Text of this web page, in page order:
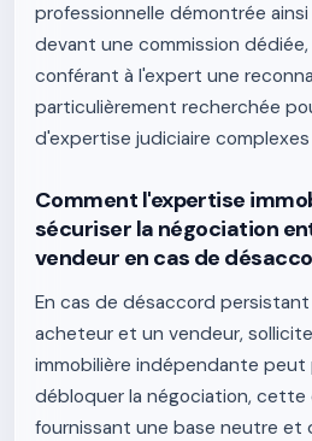
professionnelle démontrée
devant une commission
conférant à l'expert une
particulièrement recherchée
d'expertise judiciaire
Comment l'expertise
sécuriser la négociation
vendeur en cas de
En cas de désaccord
acheteur et un vendeur,
immobilière indépendante
débloquer la négociation,
fournissant une base neutre et